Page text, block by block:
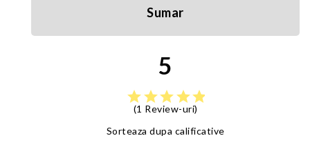
Sumar
5
starstarstarstarstar
(1 Review-uri)
Sorteaza dupa calificative